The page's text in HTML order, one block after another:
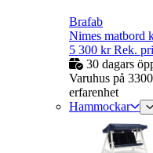
Brafab
Nimes matbord
5 300 kr Rek.
30 dagars
Varuhus på
erfarenhet
Hammockar